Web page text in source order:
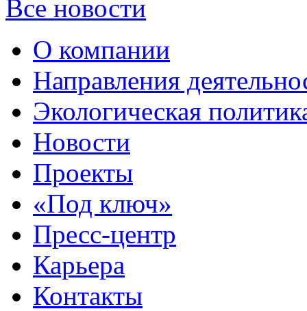
Все новости
О компании
Направления
Экологическая
Новости
Проекты
«Под ключ»
Пресс-центр
Карьера
Контакты